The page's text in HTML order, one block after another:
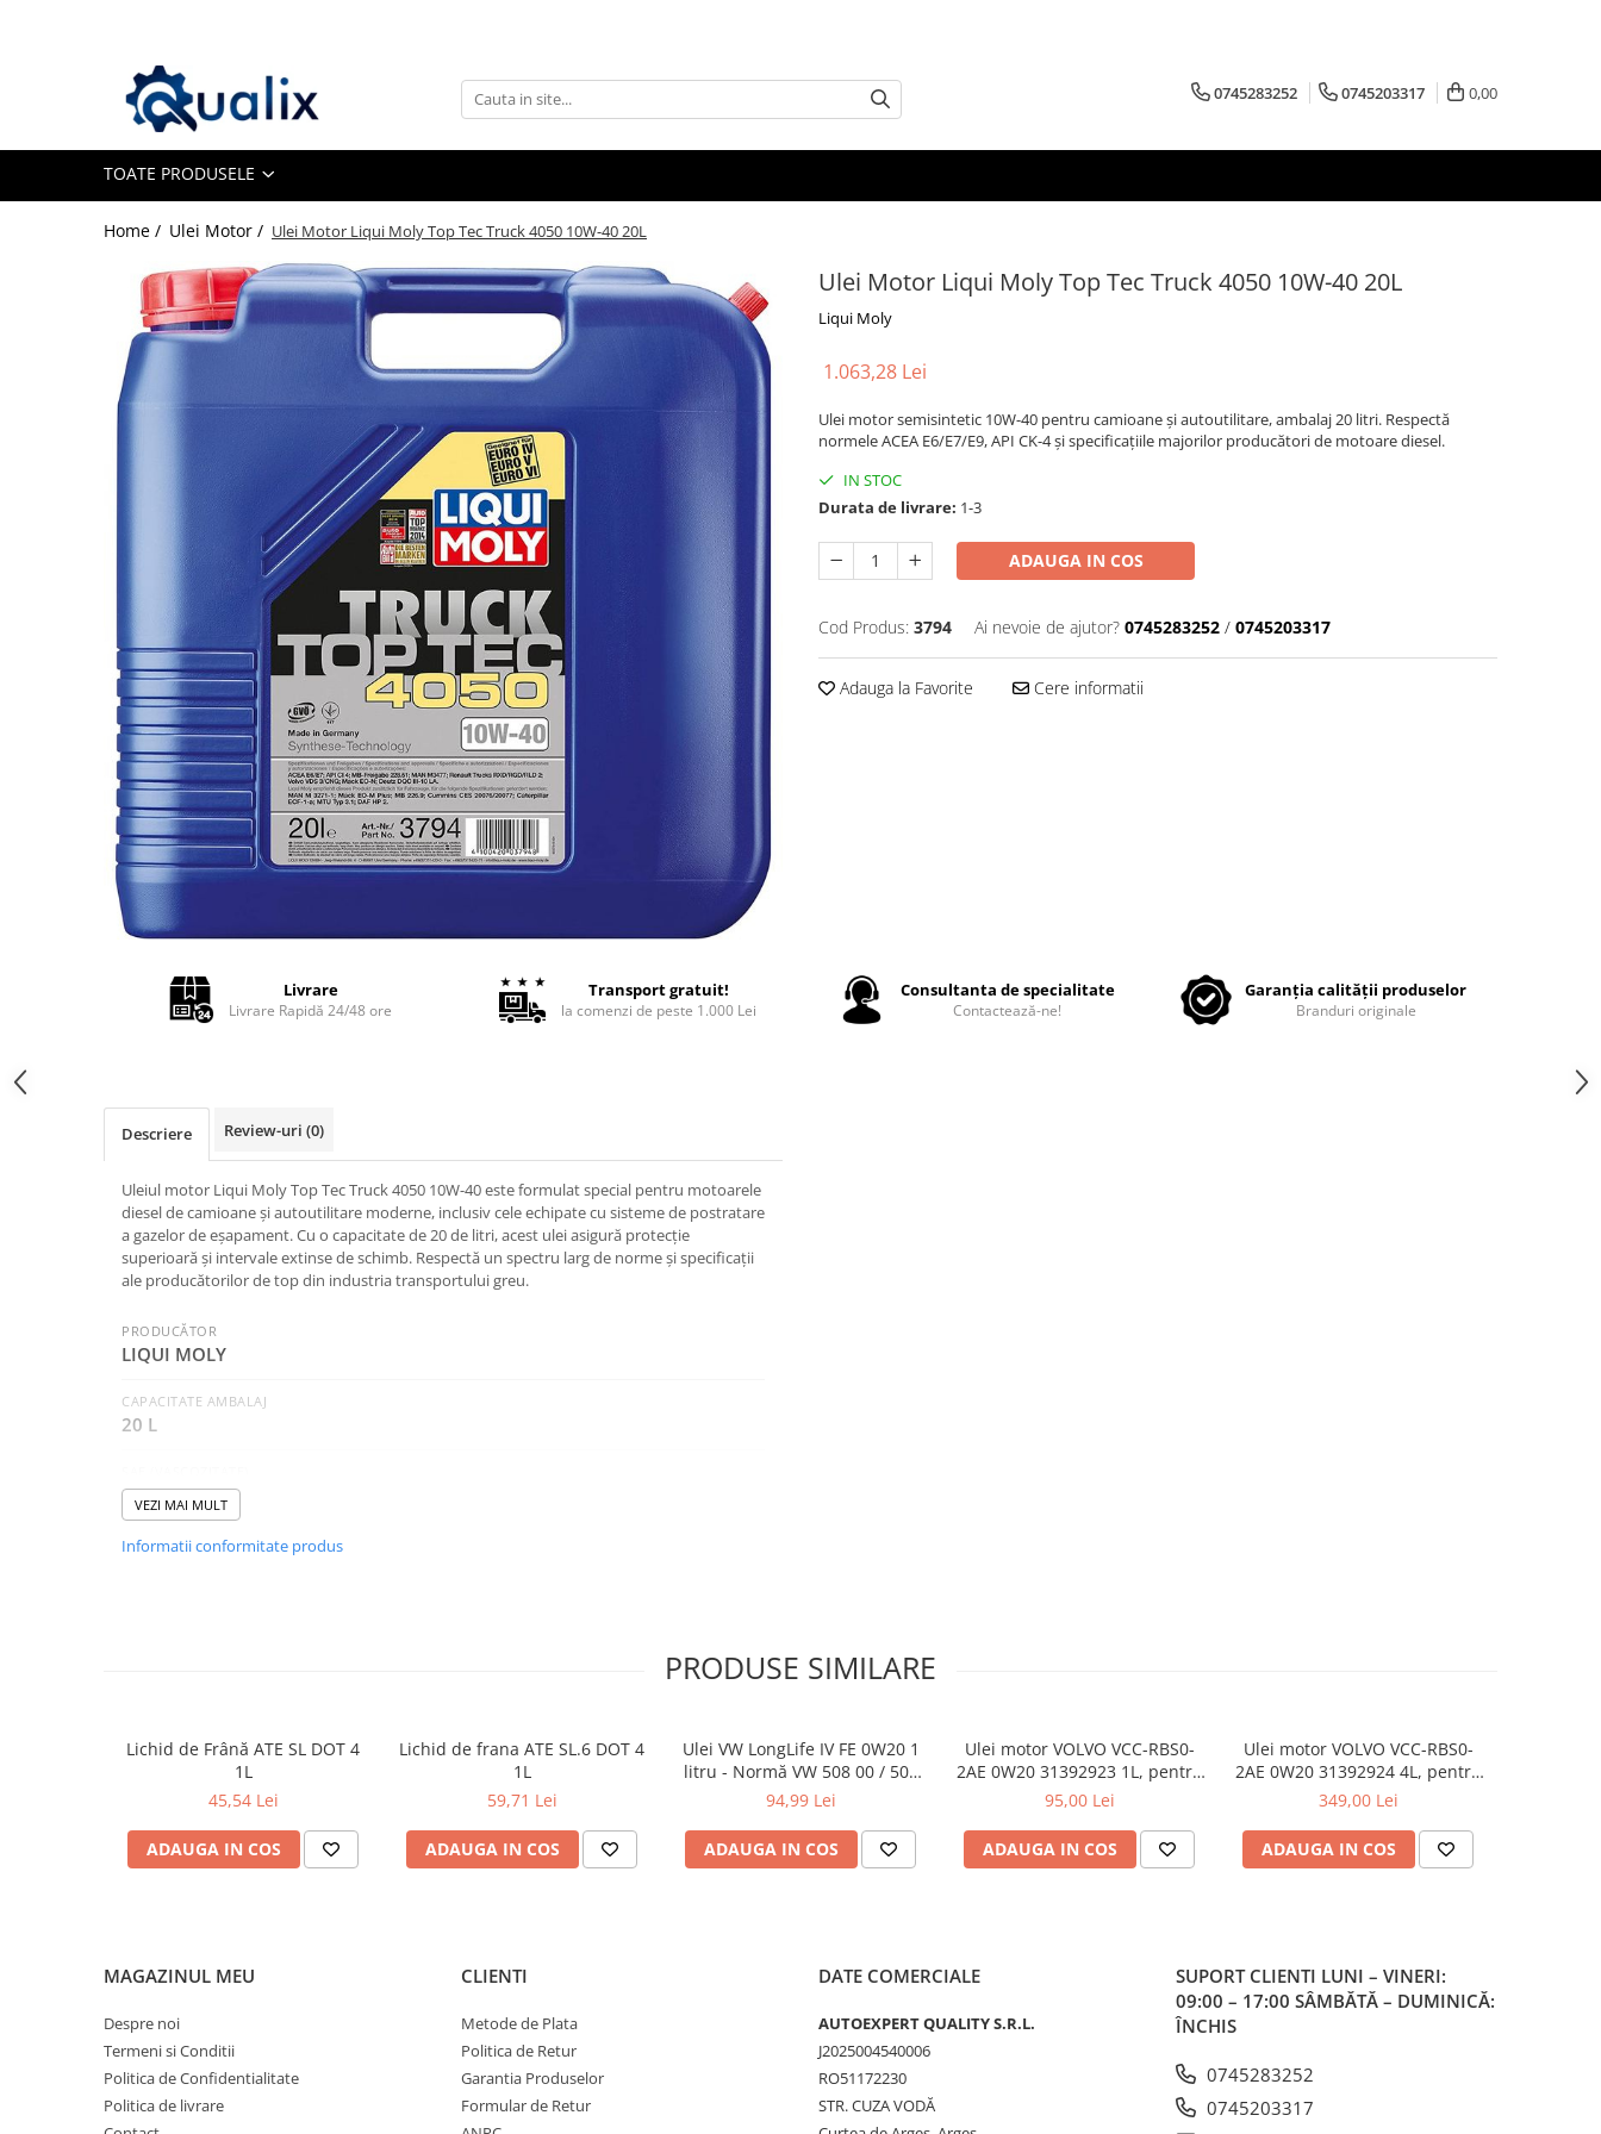
Toate Produsele
Antigel
Solutii Parbriz
Adtitivi combustibil
Anulatoare eoare LED
Auxiliare LED
LED Omologat RAR
Echipamente Service
Compresoare portabile
Intretinere baterie si sisteme
Intretinere Auto
Chimice Auto
Etansanti Auto
Solutii curatare componente
Spray frane/ambreiaj
Vaseline si Unsori Auto
Cosmetica Auto
Bureti,Lavete,Accesorii
Intretinere interior
Odorizante Auto
Siguranta Auto
Kituri siguranta
0745283252 0745203317 0,00
TOATE PRODUSELE
Home / Ulei Motor / Ulei Motor Liqui Moly Top Tec Truck 4050 10W-40 20L
Ulei Motor Liqui Moly Top Tec Truck 4050 10W-40 20L
Liqui Moly
1.063,28 Lei
Ulei motor semisintetic 10W-40 pentru camioane și autoutilitare, ambalaj 20 litri. Respectă
normele ACEA E6/E7/E9, API CK-4 și specificațiile majorilor producători de motoare diesel.
IN STOC
Durata de livrare: 1-3
ADAUGA IN COS
Cod Produs: 3794 Ai nevoie de ajutor? 0745283252 / 0745203317
Adauga la Favorite Cere informatii
Livrare
Livrare Rapidă 24/48 ore
Transport gratuit!
la comenzi de peste 1.000 Lei
Consultanta de specialitate
Contactează-ne!
Garanția calității produselor
Branduri originale
Descriere Review-uri (0)
Uleiul motor Liqui Moly Top Tec Truck 4050 10W-40 este formulat special pentru motoarele
diesel de camioane și autoutilitare moderne, inclusiv cele echipate cu sisteme de postratare
a gazelor de eșapament. Cu o capacitate de 20 de litri, acest ulei asigură protecție
superioară și intervale extinse de schimb. Respectă un spectru larg de norme și specificații
ale producătorilor de top din industria transportului greu.
PRODUCĂTOR
LIQUI MOLY
CAPACITATE AMBALAJ
20 L
10W-40
CATEGORIA
CATERPILLAR ECF-3, CUMMINS CES 20076, CUMMINS CES 20077,
VOLVO VDS-4.5, MACK EOS 4.5, DEUTZ DQC IV-18 LA, RENAULT RGD, DAF
HP2, MAN M 3271-1, MAN M 3477, MB 226.9
VEZI MAI MULT
Informatii conformitate produs
PRODUSE SIMILARE
Lichid de Frână ATE SL DOT 4
1L
45,54 Lei
ADAUGA IN COS
Lichid de frana ATE SL.6 DOT 4
1L
59,71 Lei
ADAUGA IN COS
Ulei VW LongLife IV FE 0W20 1
litru - Normă VW 508 00 / 509
00
94,99 Lei
ADAUGA IN COS
Ulei motor VOLVO VCC-RBS0-
2AE 0W20 31392923 1L, pentru
motoare diesel/benzina
95,00 Lei
ADAUGA IN COS
Ulei motor VOLVO VCC-RBS0-
2AE 0W20 31392924 4L, pentru
motoare diesel/benzina
349,00 Lei
ADAUGA IN COS
MAGAZINUL MEU
Despre noi
Termeni si Conditii
Politica de Confidentialitate
Politica de livrare
CLIENTI
Metode de Plata
Politica de Retur
Garantia Produselor
Formular de Retur
DATE COMERCIALE
AUTOEXPERT QUALITY S.R.L.
J2025004540006
RO51172230
STR. CUZA VODĂ
SUPORT CLIENTI LUNI – VINERI:
09:00 – 17:00 SÂMBĂTĂ – DUMINICĂ:
ÎNCHIS
0745283252
0745203317